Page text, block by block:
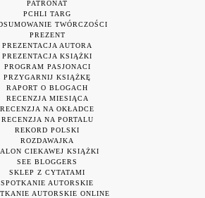
PATRONAT
PCHLI TARG
TWÓRCZOŚCI
PREZENT
PREZENTACJA AUTORA
PREZENTACJA KSIĄŻKI
PROGRAM PASJONACI
PRZYGARNIJ KSIĄŻKĘ
RAPORT O BLOGACH
RECENZJA MIESIĄCA
RECENZJA NA OKŁADCE
RECENZJA NA PORTALU
REKORD POLSKI
ROZDAWAJKA
CIEKAWEJ KSIĄŻKI
SEE BLOGGERS
SKLEP Z CYTATAMI
SPOTKANIE AUTORSKIE
AUTORSKIE ONLINE